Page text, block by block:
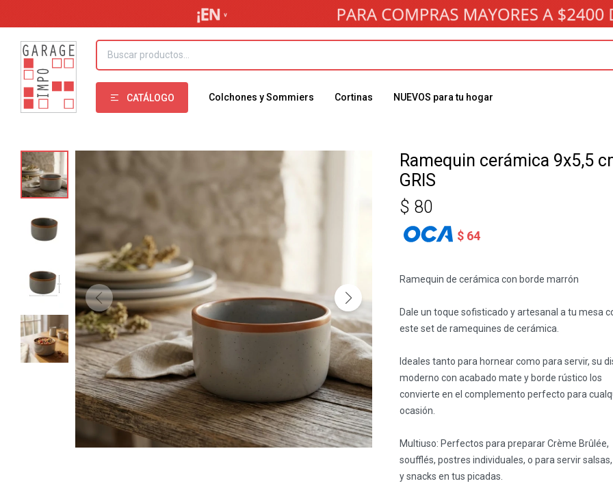
CATÁLOGO Colchones y Sommiers Cortinas NUEVOS para tu hogar
Ramequin cerámica 9x5,5
GRIS
$ 80
$ 64
Ramequin de cerámica con borde marrón
Dale un toque sofisticado y artesanal a tu mesa
este set de ramequines de cerámica.
Ideales tanto para hornear como para servir, su
moderno con acabado mate y borde rústico los
convierte en el complemento perfecto para
ocasión.
Multiuso: Perfectos para preparar Crème Brûlée,
soufflés, postres individuales, o para servir
y snacks en tus picadas.